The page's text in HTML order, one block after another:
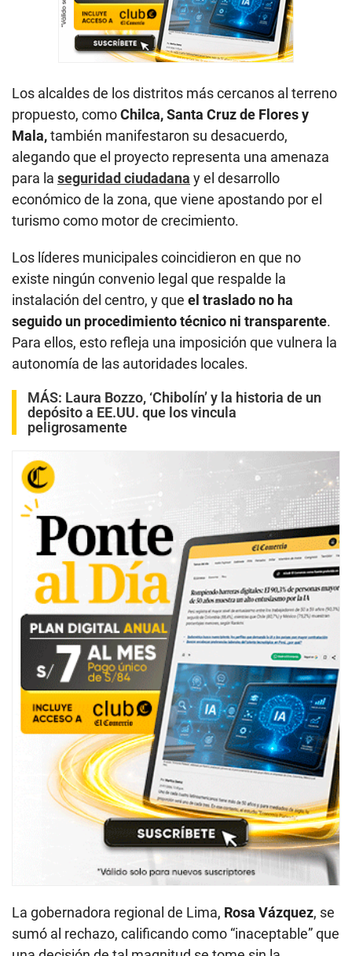
Los alcaldes de los distritos más cercanos al terreno
propuesto, comoChilca, Santa Cruz de Flores y
Mala,también manifestaron su desacuerdo,
alegando que el proyecto representa una amenaza
para la seguridad ciudadana y el desarrollo
económico de la zona, que viene apostando por el
turismo como motor de crecimiento.
Los líderes municipales coincidieron en que no
existe ningún convenio legal que respalde la
instalación del centro, y que el traslado no ha
seguido un procedimiento técnico ni transparente.
Para ellos, esto refleja una imposición que vulnera la
autonomía de las autoridades locales.
MÁS: Laura Bozzo, ‘Chibolín’ y la historia de un
depósito a EE.UU. que los vincula
peligrosamente
La gobernadora regional de Lima, Rosa Vázquez, se
sumó al rechazo, calificando como “inaceptable” que